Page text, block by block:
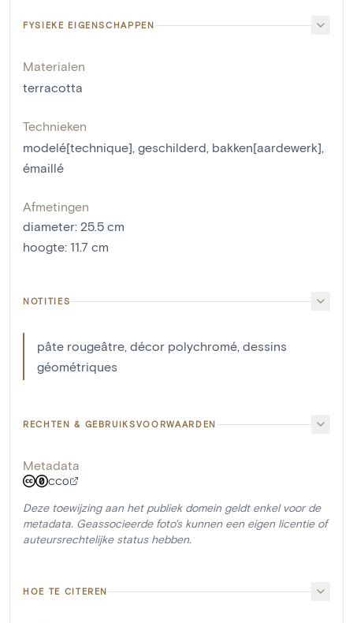
FYSIEKE EIGENSCHAPPEN
Materialen
terracotta
Technieken
modelé[technique], geschilderd, bakken[aardewerk],
émaillé
Afmetingen
diameter: 25.5 cm
hoogte: 11.7 cm
NOTITIES
pâte rougeâtre, décor polychromé, dessins
géométriques
RECHTEN & GEBRUIKSVOORWAARDEN
Metadata
CC0
Deze toewijzing aan het publiek domein geldt enkel voor de
metadata. Geassocieerde foto's kunnen een eigen licentie of
auteursrechtelijke status hebben.
HOE TE CITEREN